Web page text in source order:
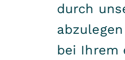
durch
bei Ihrem